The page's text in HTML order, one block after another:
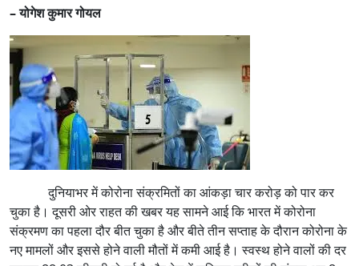
–योगेश कुमार गोयल
दुनियाभर में कोरोना संक्रमितों का आंकड़ा चार करोड़ को पार कर
चुका है। दूसरी ओर राहत की खबर यह सामने आई कि भारत में कोरोना
संक्रमण का पहला दौर बीत चुका है और बीते तीन सप्ताह के दौरान कोरोना के
नए मामलों और इससे होने वाली मौतों में कमी आई है। स्वस्थ होने वालों की दर